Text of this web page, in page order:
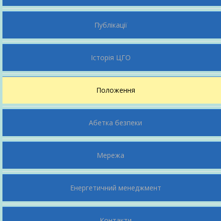
Публікації
Історія ЦГО
Положення
Абетка безпеки
Мережа
Енергетичний менеджмент